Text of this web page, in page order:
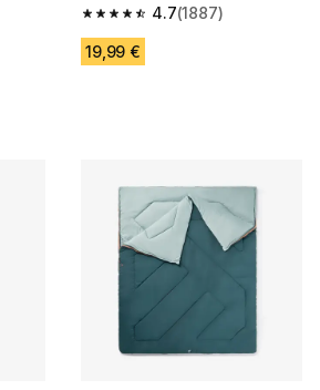
ocene
4.7
4.7 od 5 zvezdic from 1887
(1887)
19,99 €